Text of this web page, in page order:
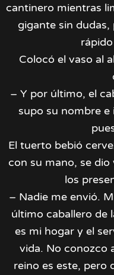
cantinero mientras
gigante sin
Colocó el vaso al
– Y por último, el
supo su nombre
El tuerto bebió
con su mano, se dio
los
– Nadie me envió.
último caballero de
es mi hogar y el
vida. No conozco
reino es este, pero